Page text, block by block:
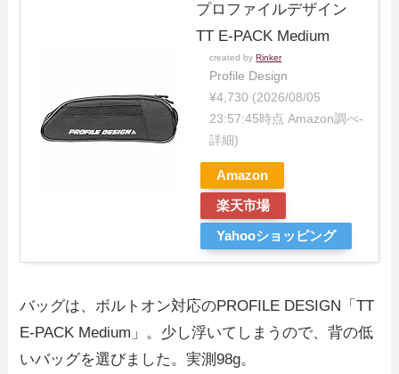
プロファイルデザイン
TT E-PACK Medium
created byRinker
Profile Design
¥4,730 (2026/08/05
23:57:45時点 Amazon調べ-
詳細)
Amazon
楽天市場
Yahooショッピング
バッグは、ボルトオン対応のPROFILE DESIGN「TT
E-PACK Medium」。少し浮いてしまうので、背の低
いバッグを選びました。実測98g。